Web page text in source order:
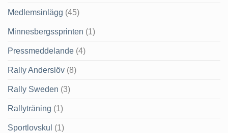
Medlemsinlägg (45)
Minnesbergssprinten (1)
Pressmeddelande (4)
Rally Anderslöv (8)
Rally Sweden (3)
Rallyträning (1)
Sportlovskul (1)